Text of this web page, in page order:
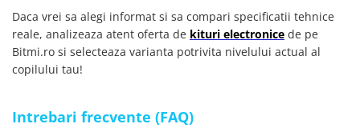
Daca vrei sa alegi informat si sa compari specificatii tehnice
reale, analizeaza atent oferta de kituri electronice de pe
Bitmi.ro si selecteaza varianta potrivita nivelului actual al
copilului tau!
Intrebari frecvente (FAQ)